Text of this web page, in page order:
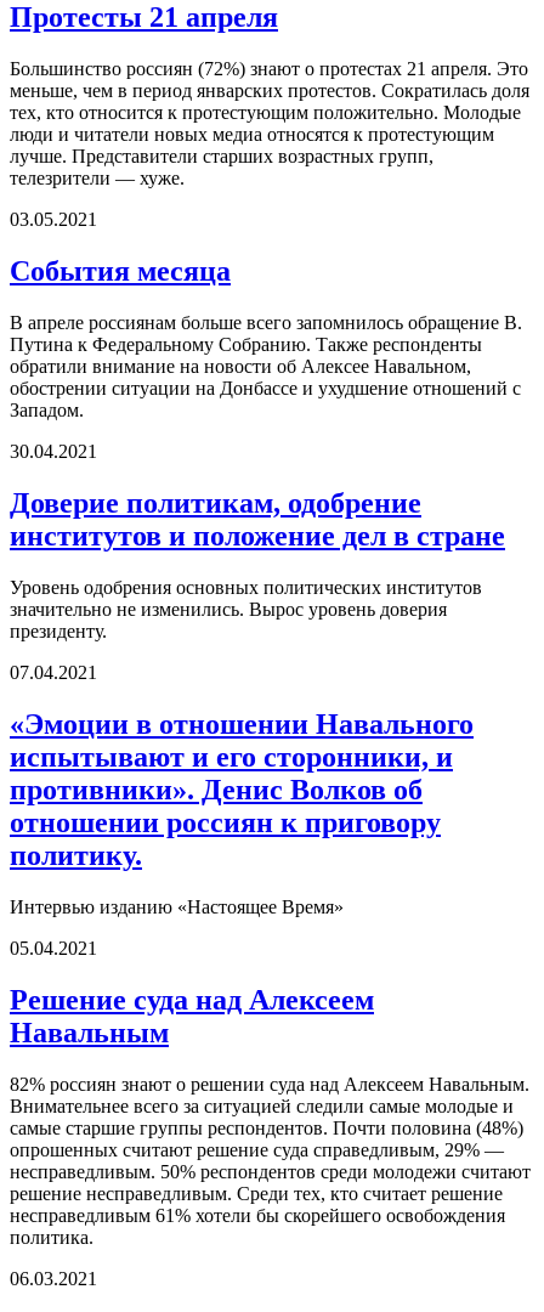
Протесты 21 апреля
Большинство россиян (72%) знают о протестах 21 апреля. Это
меньше, чем в период январских протестов. Сократилась доля
тех, кто относится к протестующим положительно. Молодые
люди и читатели новых медиа относятся к протестующим
лучше. Представители старших возрастных групп,
телезрители — хуже.
03.05.2021
События месяца
В апреле россиянам больше всего запомнилось обращение В.
Путина к Федеральному Собранию. Также респонденты
обратили внимание на новости об Алексее Навальном,
обострении ситуации на Донбассе и ухудшение отношений с
Западом.
30.04.2021
Доверие политикам, одобрение
институтов и положение дел в стране
Уровень одобрения основных политических институтов
значительно не изменились. Вырос уровень доверия
президенту.
07.04.2021
«Эмоции в отношении Навального
испытывают и его сторонники, и
противники». Денис Волков об
отношении россиян к приговору
политику.
Интервью изданию «Настоящее Время»
05.04.2021
Решение суда над Алексеем
Навальным
82% россиян знают о решении суда над Алексеем Навальным.
Внимательнее всего за ситуацией следили самые молодые и
самые старшие группы респондентов. Почти половина (48%)
опрошенных считают решение суда справедливым, 29% —
несправедливым. 50% респондентов среди молодежи считают
решение несправедливым. Среди тех, кто считает решение
несправедливым 61% хотели бы скорейшего освобождения
политика.
06.03.2021